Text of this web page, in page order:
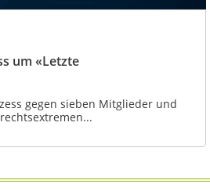
um «Letzte
gegen sieben Mitglieder und